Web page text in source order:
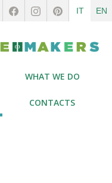
IT EN
WHAT WE DO
CONTACTS